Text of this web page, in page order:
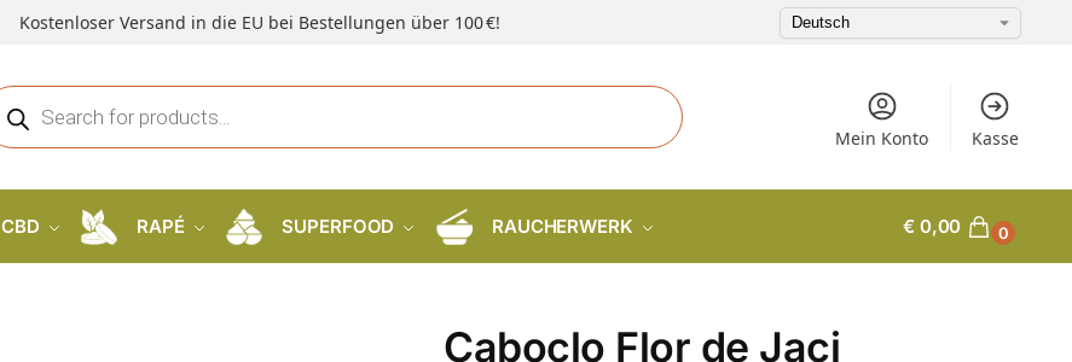
Kostenloser Versand in die EU bei Bestellungen über 100 €!
Mein Konto Kasse
CBD RAPÉ SUPERFOOD RAUCHERWERK € 0,00 0
Caboclo Flor de Jaci